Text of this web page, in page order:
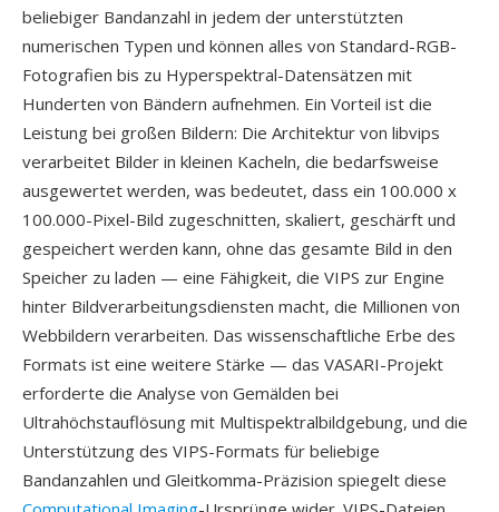
beliebiger Bandanzahl in jedem der unterstützten
numerischen Typen und können alles von Standard-RGB-
Fotografien bis zu Hyperspektral-Datensätzen mit
Hunderten von Bändern aufnehmen. Ein Vorteil ist die
Leistung bei großen Bildern: Die Architektur von libvips
verarbeitet Bilder in kleinen Kacheln, die bedarfsweise
ausgewertet werden, was bedeutet, dass ein 100.000 x
100.000-Pixel-Bild zugeschnitten, skaliert, geschärft und
gespeichert werden kann, ohne das gesamte Bild in den
Speicher zu laden — eine Fähigkeit, die VIPS zur Engine
hinter Bildverarbeitungsdiensten macht, die Millionen von
Webbildern verarbeiten. Das wissenschaftliche Erbe des
Formats ist eine weitere Stärke — das VASARI-Projekt
erforderte die Analyse von Gemälden bei
Ultrahöchstauflösung mit Multispektralbildgebung, und die
Unterstützung des VIPS-Formats für beliebige
Bandanzahlen und Gleitkomma-Präzision spiegelt diese